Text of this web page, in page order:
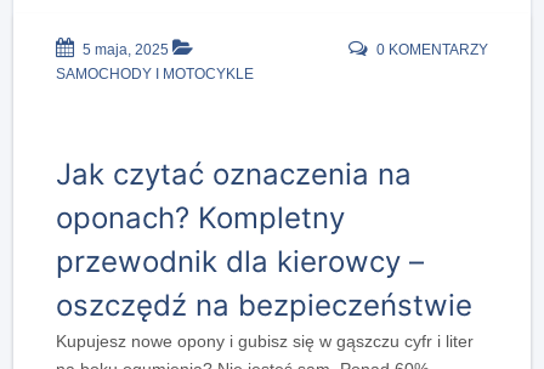
5 maja, 2025
SAMOCHODY I MOTOCYKLE
0 KOMENTARZY
Jak czytać oznaczenia na
oponach? Kompletny
przewodnik dla kierowcy –
oszczędź na bezpieczeństwie
Kupujesz nowe opony i gubisz się w gąszczu cyfr i liter